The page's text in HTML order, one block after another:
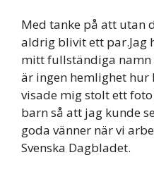
Med tanke på att utan
aldrig blivit ett par.Jag
mitt fullständiga namn
är ingen hemlighet hur
visade mig stolt ett
barn så att jag kunde
goda vänner när vi
Svenska Dagbladet.